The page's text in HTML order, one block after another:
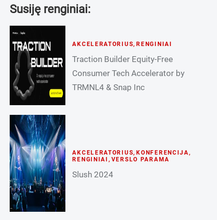
Susiję renginiai:
AKCELERATORIUS, RENGINIAI
Traction Builder Equity-Free
Consumer Tech Accelerator by
TRMNL4 & Snap Inc
AKCELERATORIUS, KONFERENCIJA,
RENGINIAI , VERSLO PARAMA
Slush 2024